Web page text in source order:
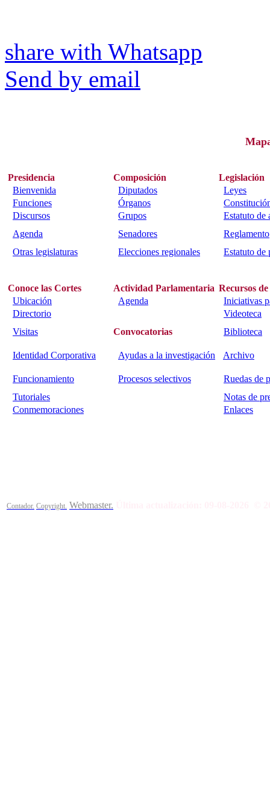
share with Whatsapp
Send by email
Presidencia Composición
Legislación
Bienvenida
Diputados
Leyes
Funciones
Órganos
Discursos
Grupos
Estatuto de
Agenda
Senadores
Reglamento
Otras legislaturas
Elecciones regionales Estatuto de
Conoce las Cortes Actividad Parlamentaria Recursos
Ubicación
Agenda
Iniciativas
Directorio
Videoteca
Visitas
Convocatorias Biblioteca
Identidad Corporativa Ayudas a la investigación Archivo
Funcionamiento Procesos selectivos
Ruedas de
Tutoriales
Notas de
Conmemoraciones
Enlaces
Contador. Copyright. Webmaster.